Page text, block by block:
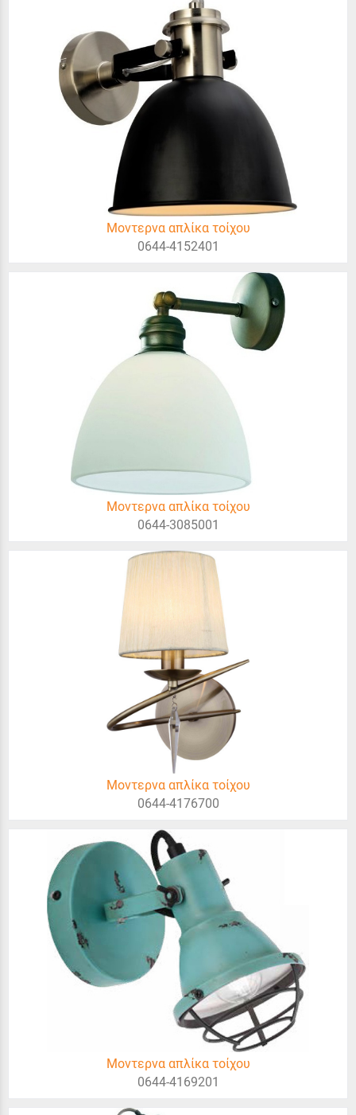
Μοντερνα απλίκα τοίχου
0644-4152401
Μοντερνα απλίκα τοίχου
0644-3085001
Μοντερνα απλίκα τοίχου
0644-4176700
Μοντερνα απλίκα τοίχου
0644-4169201